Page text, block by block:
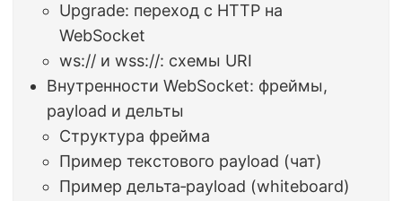
Upgrade: переход с HTTP на
WebSocket
ws:// и wss://: схемы URI
Внутренности WebSocket: фреймы,
payload и дельты
Структура фрейма
Пример текстового payload (чат)
Пример дельта‑payload (whiteboard)